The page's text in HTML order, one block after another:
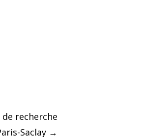
recherche
Saclay →